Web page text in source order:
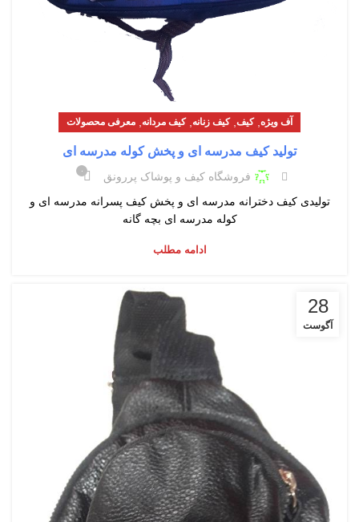
آف ویژه,کیف,کیف زنانه,کیف مردانه, معرفی محصولات
تولید کیف مدرسه ای و پخش کوله مدرسه ای
فروشگاه کیف و پوشاک پررونق ۰
تولیدی کیف دخترانه مدرسه ای و پخش کیف پسرانه مدرسه ای و
کوله مدرسه ای بچه گانه
ادامه مطلب
28
آگوست